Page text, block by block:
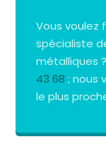
Vous voulez
spécialiste
métalliques
43 68 ; nous
le plus